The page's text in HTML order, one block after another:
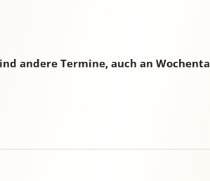
andere Termine, auch an